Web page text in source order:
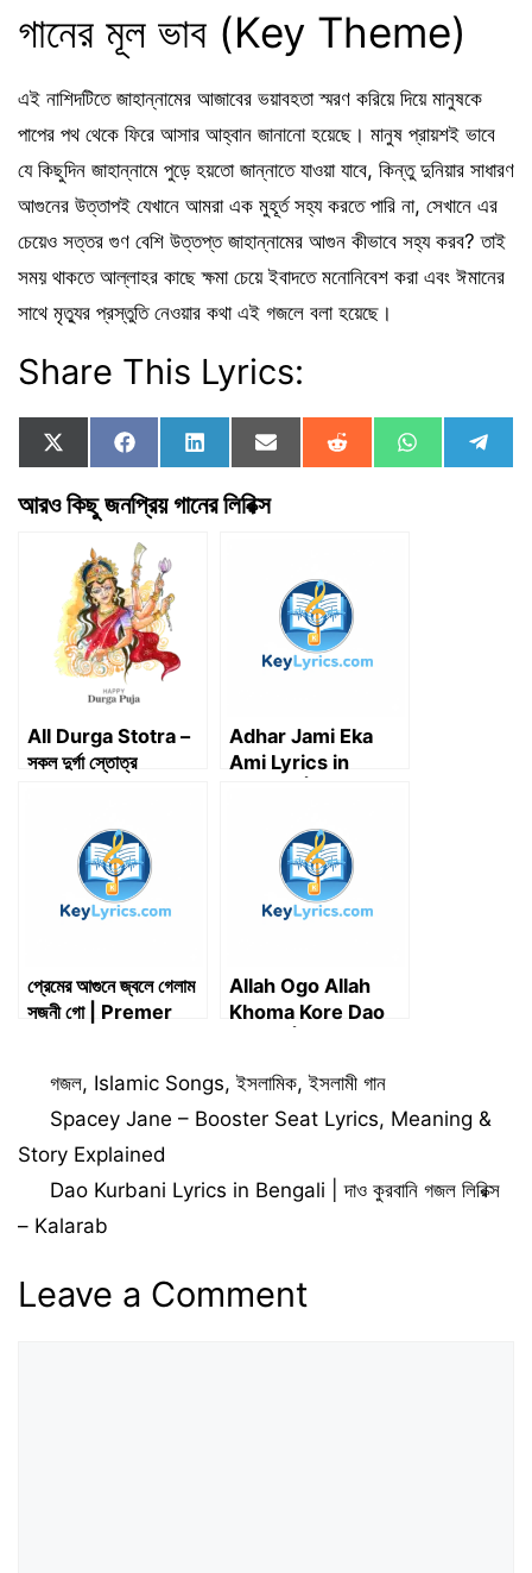
গানের মূল ভাব (Key Theme)
এই নাশিদটিতে জাহান্নামের আজাবের ভয়াবহতা স্মরণ করিয়ে দিয়ে মানুষকে
পাপের পথ থেকে ফিরে আসার আহ্বান জানানো হয়েছে। মানুষ প্রায়শই ভাবে
যে কিছুদিন জাহান্নামে পুড়ে হয়তো জান্নাতে যাওয়া যাবে, কিন্তু দুনিয়ার সাধারণ
আগুনের উত্তাপই যেখানে আমরা এক মুহূর্ত সহ্য করতে পারি না, সেখানে এর
চেয়েও সত্তর গুণ বেশি উত্তপ্ত জাহান্নামের আগুন কীভাবে সহ্য করব? তাই
সময় থাকতে আল্লাহর কাছে ক্ষমা চেয়ে ইবাদতে মনোনিবেশ করা এবং ঈমানের
সাথে মৃত্যুর প্রস্তুতি নেওয়ার কথা এই গজলে বলা হয়েছে।
Share This Lyrics:
Share
on
X
(
T
w
e
r
)
Share
on
F
a
c
e
o
o
k
Share
on
L
i
k
Share
on
E
m
Share
on
R
e
Share
on
W
h
on
e
আরও কিছু জনপ্রিয় গানের লিরিক্স
All Durga Stotra –
সকল দুর্গা স্তোত্র
Adhar Jami Eka
Ami Lyrics in
Jalota
প্রেমের আগুনে জ্বলে গেলাম
সজনী গো | Premer
Lyrics
Allah Ogo Allah
Khoma Kore Dao
(F. H. Sujan)
Categories
গজল, Islamic Songs,ইসলামিক,ইসলামী গান
Spacey Jane – Booster Seat Lyrics, Meaning &
Story Explained
Dao Kurbani Lyrics in Bengali | দাও কুরবানি গজল লিরিক্স
– Kalarab
Leave a Comment